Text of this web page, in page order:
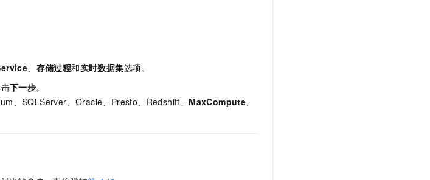
存储过程和实时数据集选项。
下一步。
、SQLServer、Oracle、Presto、Redshift、 MaxCompute